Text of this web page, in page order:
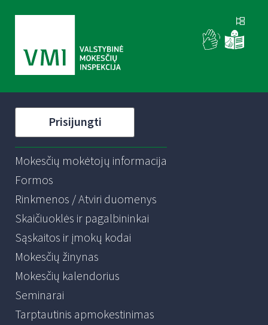
Prisijungti
Mokesčių mokėtojų informacija
Formos
Rinkmenos / Atviri duomenys
Skaičiuoklės ir pagalbininkai
Sąskaitos ir įmokų kodai
Mokesčių žinynas
Mokesčių kalendorius
Seminarai
Tarptautinis apmokestinimas